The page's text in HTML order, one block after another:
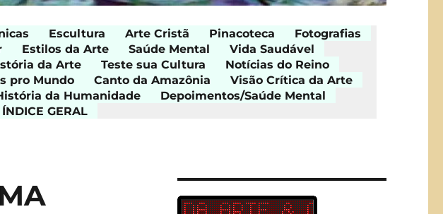
Escultura Arte Cristã Pinacoteca
Fotografias
Estilos da Arte Saúde Mental
Vida Saudável
da Arte Teste sua Cultura
Notícias do Reino
pro Mundo Canto da Amazônia
Visão Crítica da Arte
da Humanidade
Depoimentos/Saúde Mental
ÍNDICE GERAL